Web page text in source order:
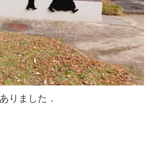
りました．